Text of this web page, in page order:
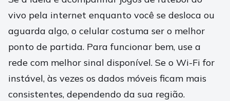
vivo pela internet enquanto você se desloca ou
aguarda algo, o celular costuma ser o melhor
ponto de partida. Para funcionar bem, use a
rede com melhor sinal disponível. Se o Wi-Fi for
instável, às vezes os dados móveis ficam mais
consistentes, dependendo da sua região.